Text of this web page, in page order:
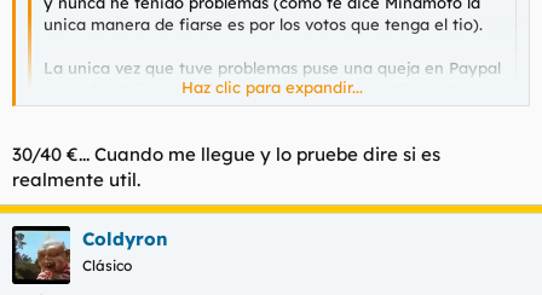
unica manera de fiarse es por los votos que tenga el tio).
La unica vez que tuve problemas puse una queja en Paypal
y me devolvieron el dinero y a la semana me llego el
pedido del tio (que no recogi), vamos, que no fue porque
maltentendimiento con el guiri de turno.
a ver quien gana... Lo ultimo que me he comprado (que me
llegara en dias) es esto... Un supuesto aireacondicionado
portatil para encima de la mesa (igual no esta mal
Haz clic para expandir...
30/40 €... Cuando me llegue y lo pruebe dire si es
realmente util.
Coldyron
Clásico